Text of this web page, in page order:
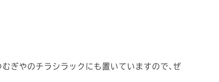
ぎやのチラシラックにも置いていますので、ぜ